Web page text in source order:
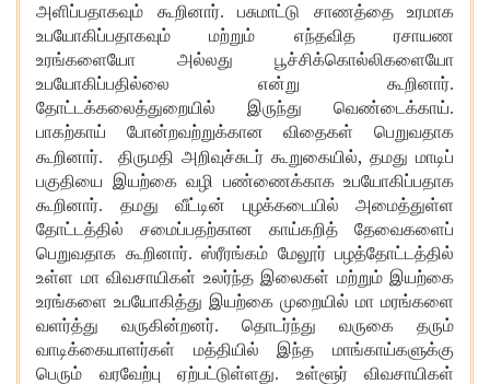
அளிப்பதாகவும் கூறினார். பசுமாட்டு சாணத்தை உரமாக
உபயோகிப்பதாகவும் மற்றும் எந்தவித ரசாயண
உரங்களையோ அல்லது பூச்சிக்கொல்லிகளையோ
உபயோகிப்பதில்லை என்று கூறினார்.
தோட்டக்கலைத்துறையில் இருந்து வெண்டைக்காய்.
பாகற்காய் போன்றவற்றுக்கான விதைகள் பெறுவதாக
கூறினார். திருமதி அறிவுச்சுடர் கூறுகையில், தமது மாடிப்
பகுதியை இயற்கை வழி பண்ணைக்காக உபயோகிப்பதாக
கூறினார். தமது வீட்டின் புழக்கடையில் அமைத்துள்ள
தோட்டத்தில் சமைப்பதற்கான காய்கறித் தேவைகளைப்
பெறுவதாக கூறினார். ஸ்ரீரங்கம் மேலூர் பழத்தோட்டத்தில்
உள்ள மா விவசாயிகள் உலர்ந்த இலைகள் மற்றும் இயற்கை
உரங்களை உபயோகித்து இயற்கை முறையில் மா மரங்களை
வளர்த்து வருகின்றனர். தொடர்ந்து வருகை தரும்
வாடிக்கையாளர்கள் மத்தியில் இந்த மாங்காய்களுக்கு
பெரும் வரவேற்பு ஏற்பட்டுள்ளது. உள்ளூர் விவசாயிகள்